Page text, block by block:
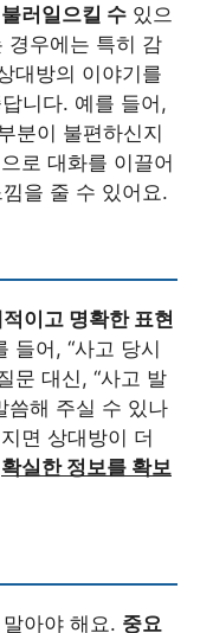
러일으킬 수 있으
경우에는 특히 감
대방의 이야기를
니다. 예를 들어,
분이 불편하신지
로 대화를 이끌어
을 줄 수 있어요.
이고 명확한 표현
들어, “사고 당시
문 대신, “사고 발
씀해 주실 수 있나
면 상대방이 더
확실한 정보를 확보
아야 해요. 중요